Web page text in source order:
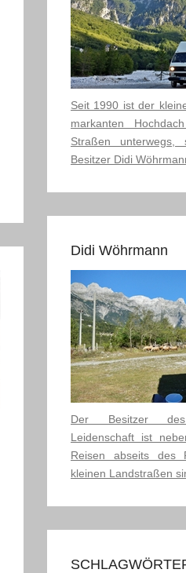
Seit 1990 ist der
markanten
Straßen
Besitzer Didi
Didi Wöhrmann
Der Besitzer
Leidenschaft ist
Reisen abseits des
kleinen Landstraßen